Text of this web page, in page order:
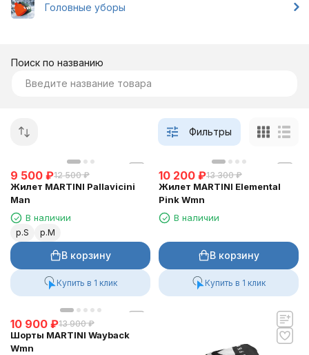
Головные уборы
Поиск по названию
Фильтры
9 500 ₽12 500 ₽
Жилет MARTINI Pallavicini
Man
В наличии
р.S р.M
В корзину
Купить в 1 клик
10 200 ₽13 300 ₽
Жилет MARTINI Elemental
Pink Wmn
В наличии
В корзину
Купить в 1 клик
10 900 ₽13 900 ₽
Шорты MARTINI Wayback
Wmn